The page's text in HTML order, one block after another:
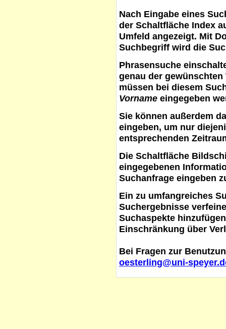
Nach Eingabe eines
der Schaltfläche Index
Umfeld angezeigt. Mit
Suchbegriff wird die
Phrasensuche
genau der
müssen bei diesem
Vorname eingegeben
Sie können außerdem
eingeben, um nur
entsprechenden
Die Schaltfläche
eingegebenen
Suchanfrage eingeben
Ein zu umfangreiches
Suchergebnisse
Suchaspekte
Einschränkung über
Bei Fragen zur
oesterling@uni-